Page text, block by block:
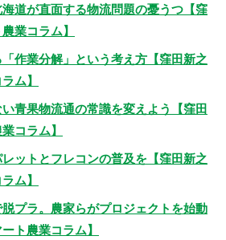
道が直面する物流問題の憂うつ【窪
業コラム】
作業分解」という考え方【窪田新之
ム】
青果物流通の常識を変えよう【窪田
コラム】
ットとフレコンの普及を【窪田新之
ム】
プラ。農家らがプロジェクトを始動
ト農業コラム】